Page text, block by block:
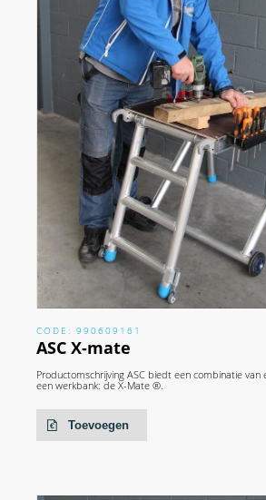
CODE: 990609161
ASC X-mate
Productomschrijving ASC biedt een combinatie
een werkbank: de X-Mate ®.
Toevoegen